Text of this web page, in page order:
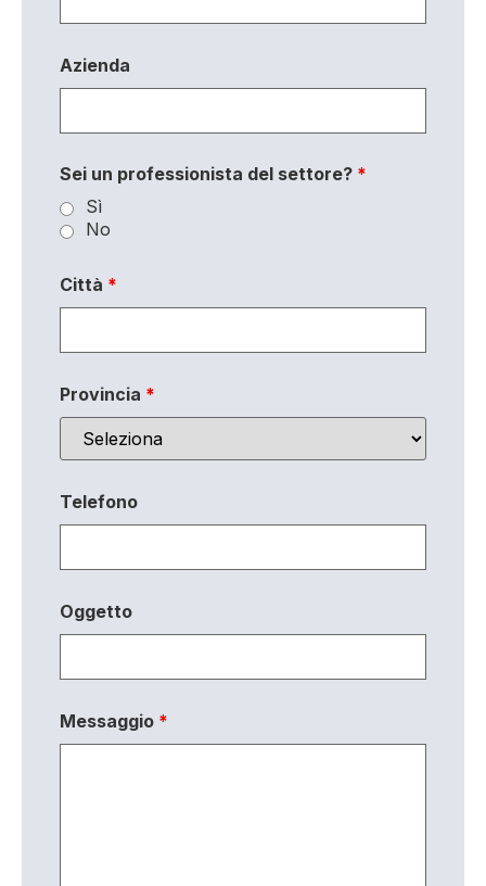
Azienda
Sei un professionista del settore? *
Sì
No
Città *
Provincia *
Telefono
Oggetto
Messaggio *